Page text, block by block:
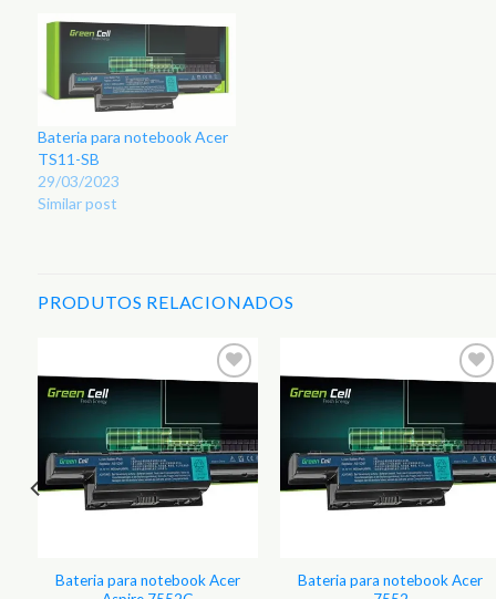
Bateria para notebook Acer
TS11-SB
29/03/2023
Similar post
PRODUTOS RELACIONADOS
Favoritos
Bateria para notebook Acer
Favoritos
Bateria para notebook Acer